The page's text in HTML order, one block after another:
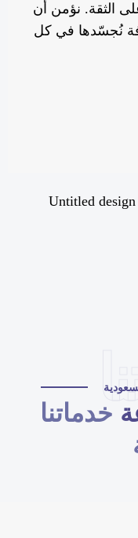
الثقة. نؤمن أن
نُجسّدها في كل
خدماتنا